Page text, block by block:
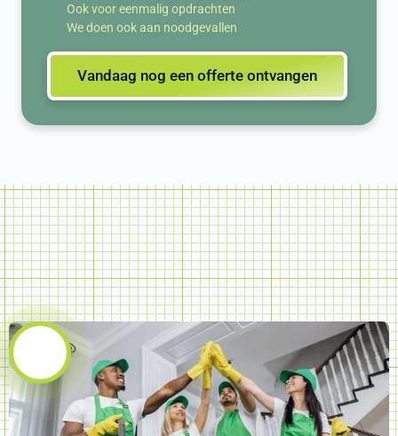
Ook voor eenmalig opdrachten
We doen ook aan noodgevallen
Vandaag nog een offerte ontvangen